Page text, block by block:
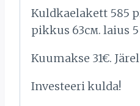
Kuldkaelakett 585
pikkus 63см. laius
Kuumakse 31€.
Investeeri kulda!